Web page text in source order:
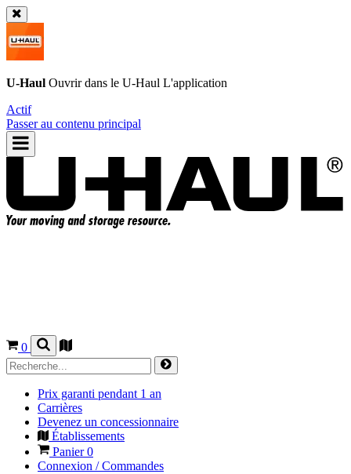
U-Haul Ouvrir dans le U-Haul L'application
Actif
Passer au contenu principal
0
Prix garanti pendant 1 an
Carrières
Devenez un concessionnaire
Établissements
Panier0
Connexion / Commandes